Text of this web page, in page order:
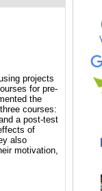
projects
for pre-
the
courses:
a post-test
of
also
motivation,